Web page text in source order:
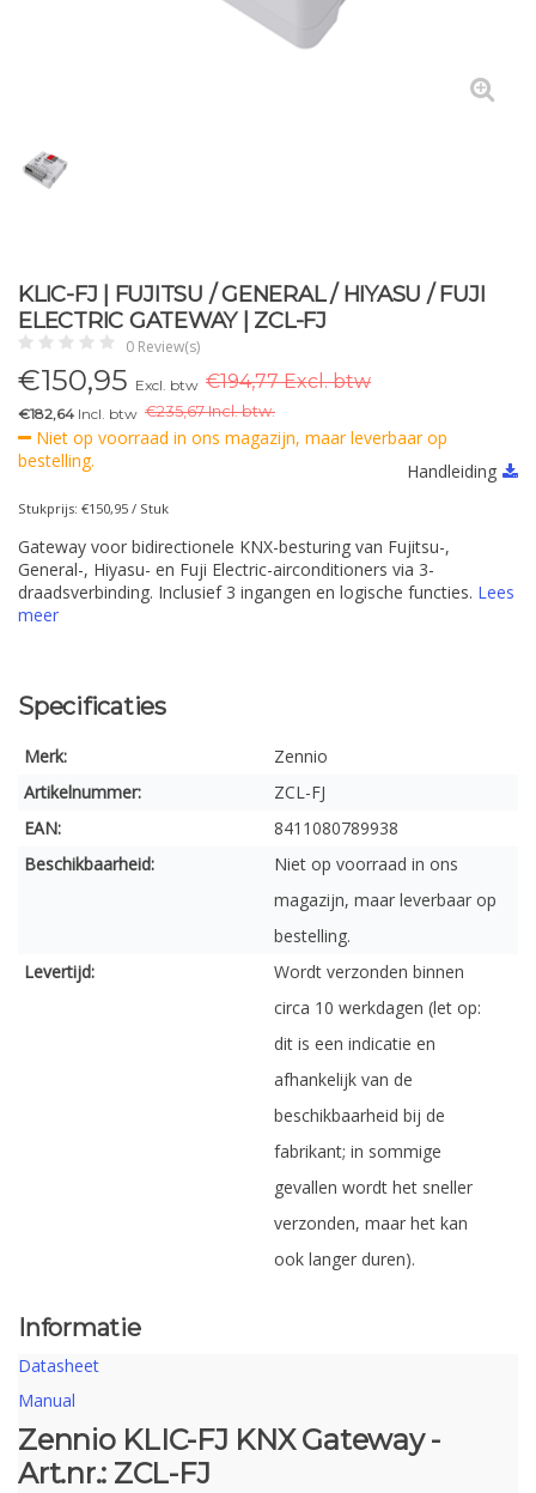
KLIC-FJ | FUJITSU / GENERAL / HIYASU / FUJI
ELECTRIC GATEWAY | ZCL-FJ
0 Review(s)
€150,95 Excl. btw €194,77 Excl. btw
€182,64 Incl. btw €235,67 Incl. btw.
Niet op voorraad in ons magazijn, maar leverbaar op
bestelling.
Handleiding
Stukprijs: €150,95 / Stuk
Gateway voor bidirectionele KNX-besturing van Fujitsu-,
General-, Hiyasu- en Fuji Electric-airconditioners via 3-
draadsverbinding. Inclusief 3 ingangen en logische functies. Lees
meer
Specificaties
Merk:
Zennio
Artikelnummer:
ZCL-FJ
EAN:
8411080789938
Beschikbaarheid:
Niet op voorraad in ons
magazijn, maar leverbaar op
bestelling.
Levertijd:
Wordt verzonden binnen
circa 10 werkdagen (let op:
dit is een indicatie en
afhankelijk van de
beschikbaarheid bij de
fabrikant; in sommige
gevallen wordt het sneller
verzonden, maar het kan
ook langer duren).
Informatie
Datasheet
Manual
Zennio KLIC-FJ KNX Gateway -
Art.nr.: ZCL-FJ